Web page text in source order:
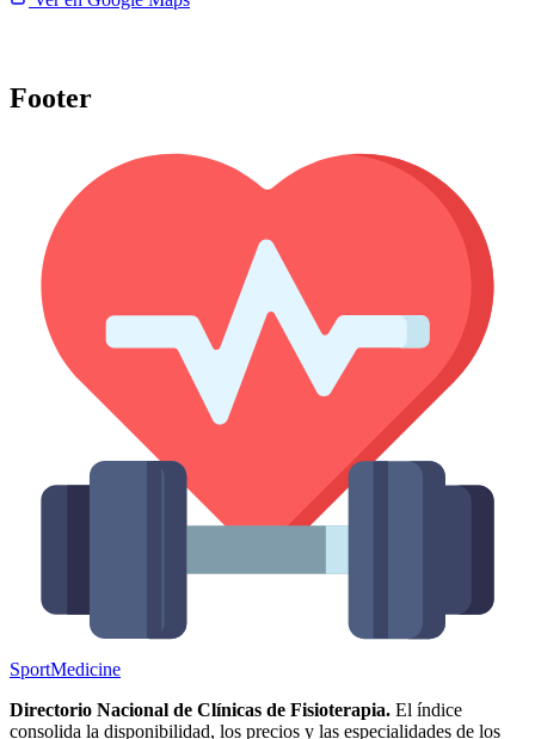
Footer
SportMedicine
Directorio Nacional de Clínicas de Fisioterapia. El índice
consolida la disponibilidad, los precios y las especialidades de los